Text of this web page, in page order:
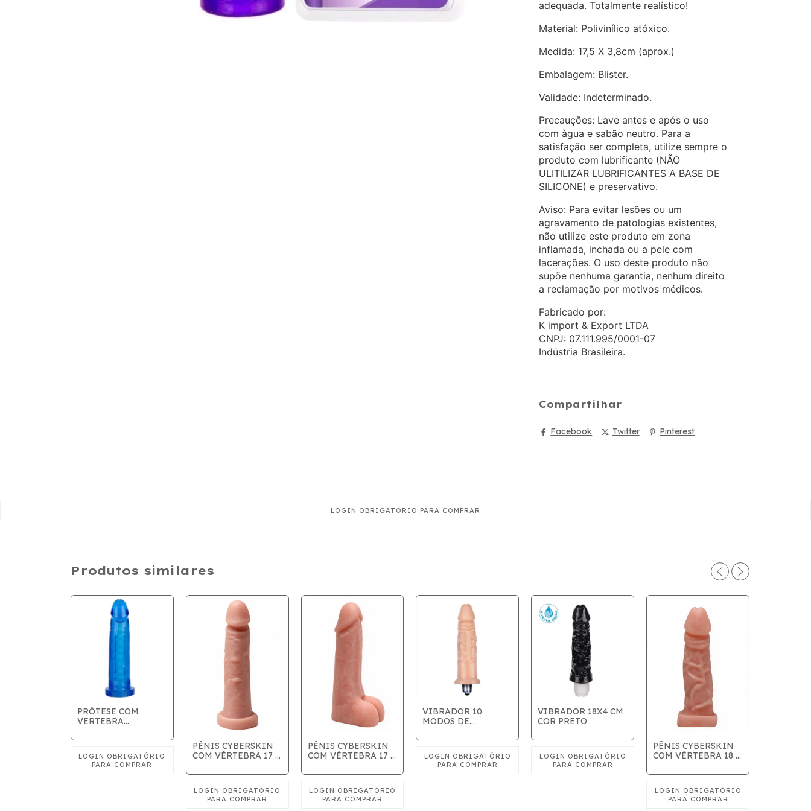
adequada. Totalmente realístico!
Material: Polivinílico atóxico.
Medida: 17,5 X 3,8cm (aprox.)
Embalagem: Blister.
Validade: Indeterminado.
Precauções: Lave antes e após o uso
com àgua e sabão neutro. Para a
satisfação ser completa, utilize sempre o
produto com lubrificante (NÃO
ULITILIZAR LUBRIFICANTES A BASE DE
SILICONE) e preservativo.
Aviso: Para evitar lesões ou um
agravamento de patologias existentes,
não utilize este produto em zona
inflamada, inchada ou a pele com
lacerações. O uso deste produto não
supõe nenhuma garantia, nenhum direito
a reclamação por motivos médicos.
Fabricado por:
K import & Export LTDA
CNPJ: 07.111.995/0001-07
Indústria Brasileira.
Compartilhar
Facebook Twitter Pinterest
Produtos similares
PRÓTESE COM
VERTEBRA
PÊNIS CYBERSKIN
COM VÉRTEBRA 17 x
PÊNIS CYBERSKIN
COM VÉRTEBRA 17 x
VIBRADOR 10
MODOS DE
COR BEGE
VIBRADOR 18X4 CM
COR PRETO
PÊNIS CYBERSKIN
COM VÉRTEBRA 18 x